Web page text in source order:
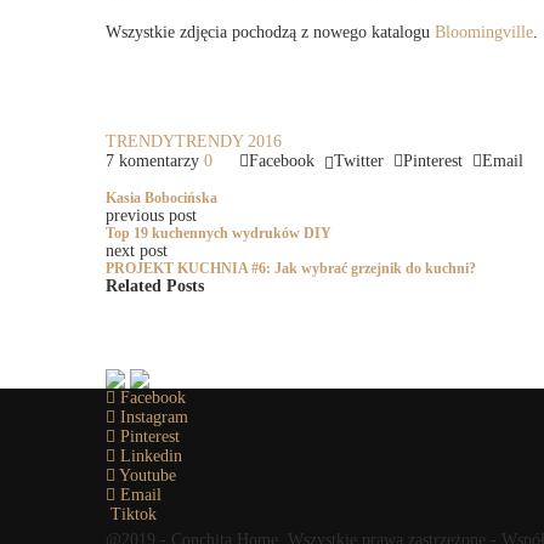
Wszystkie zdjęcia pochodzą z nowego katalogu Bloomingville.
TRENDYTRENDY 2016
7 komentarzy 0 Facebook Twitter Pinterest Email
Kasia Bobocińska
previous post
Top 19 kuchennych wydruków DIY
next post
PROJEKT KUCHNIA #6: Jak wybrać grzejnik do kuchni?
Related Posts
Facebook
Instagram
Pinterest
Linkedin
Youtube
Email
Tiktok
@2019 - Conchita Home. Wszystkie prawa zastrzeżone -